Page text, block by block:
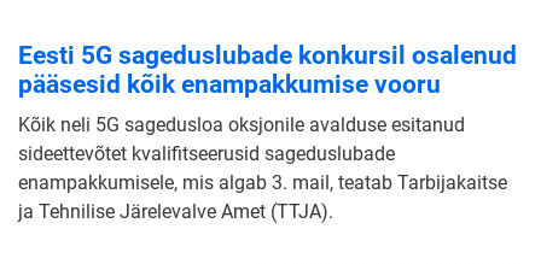
Eesti 5G sageduslubade konkursil osalenud
pääsesid kõik enampakkumise vooru
Kõik neli 5G sagedusloa oksjonile avalduse esitanud
sideettevõtet kvalifitseerusid sageduslubade
enampakkumisele, mis algab 3. mail, teatab Tarbijakaitse
ja Tehnilise Järelevalve Amet (TTJA).